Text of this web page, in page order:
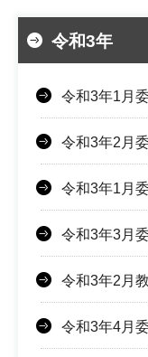
令和3年
令和3年1月
令和3年2月
令和3年1月
令和3年3月
令和3年2月
令和3年4月